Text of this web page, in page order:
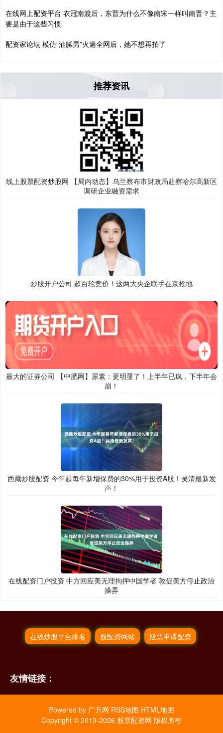
在线网上配资平台 衣冠南渡后，东晋为什么不像南宋一样叫南晋？主
要是由于这些习惯
配资家论坛 模仿“油腻男”火遍全网后，她不想再拍了
推荐资讯
线上股票配资炒股网 【局内动态】乌兰察布市财政局赴察哈尔高新区
调研企业融资需求
炒股开户公司 超百轮竞价！这两大央企联手在京抢地
最大的证券公司 【中肥网】尿素：更明显了！上半年已疯，下半年会
崩！
西藏炒股配资 今年起每年新增保费的30%用于投资A股！吴清最新发
声！
在线配资门户投资 中方回应美无理拘押中国学者 敦促美方停止政治
操弄
在线炒股平台排名 股配资网站 股票申请配资
友情链接：
Powered by 广升网 RSS地图 HTML地图
Copyright © 2013-2026 股票配资网 版权所有